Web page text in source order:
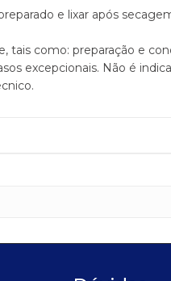
e lixar após
como: preparação e
excepcionais. Não é